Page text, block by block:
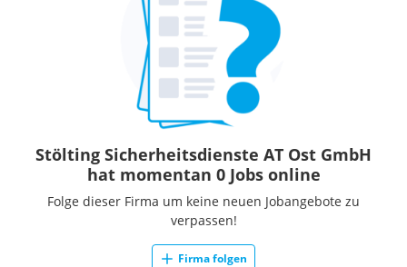
Stölting Sicherheitsdienste AT Ost GmbH
hat momentan 0 Jobs online
Folge dieser Firma um keine neuen Jobangebote zu
verpassen!
Firma folgen